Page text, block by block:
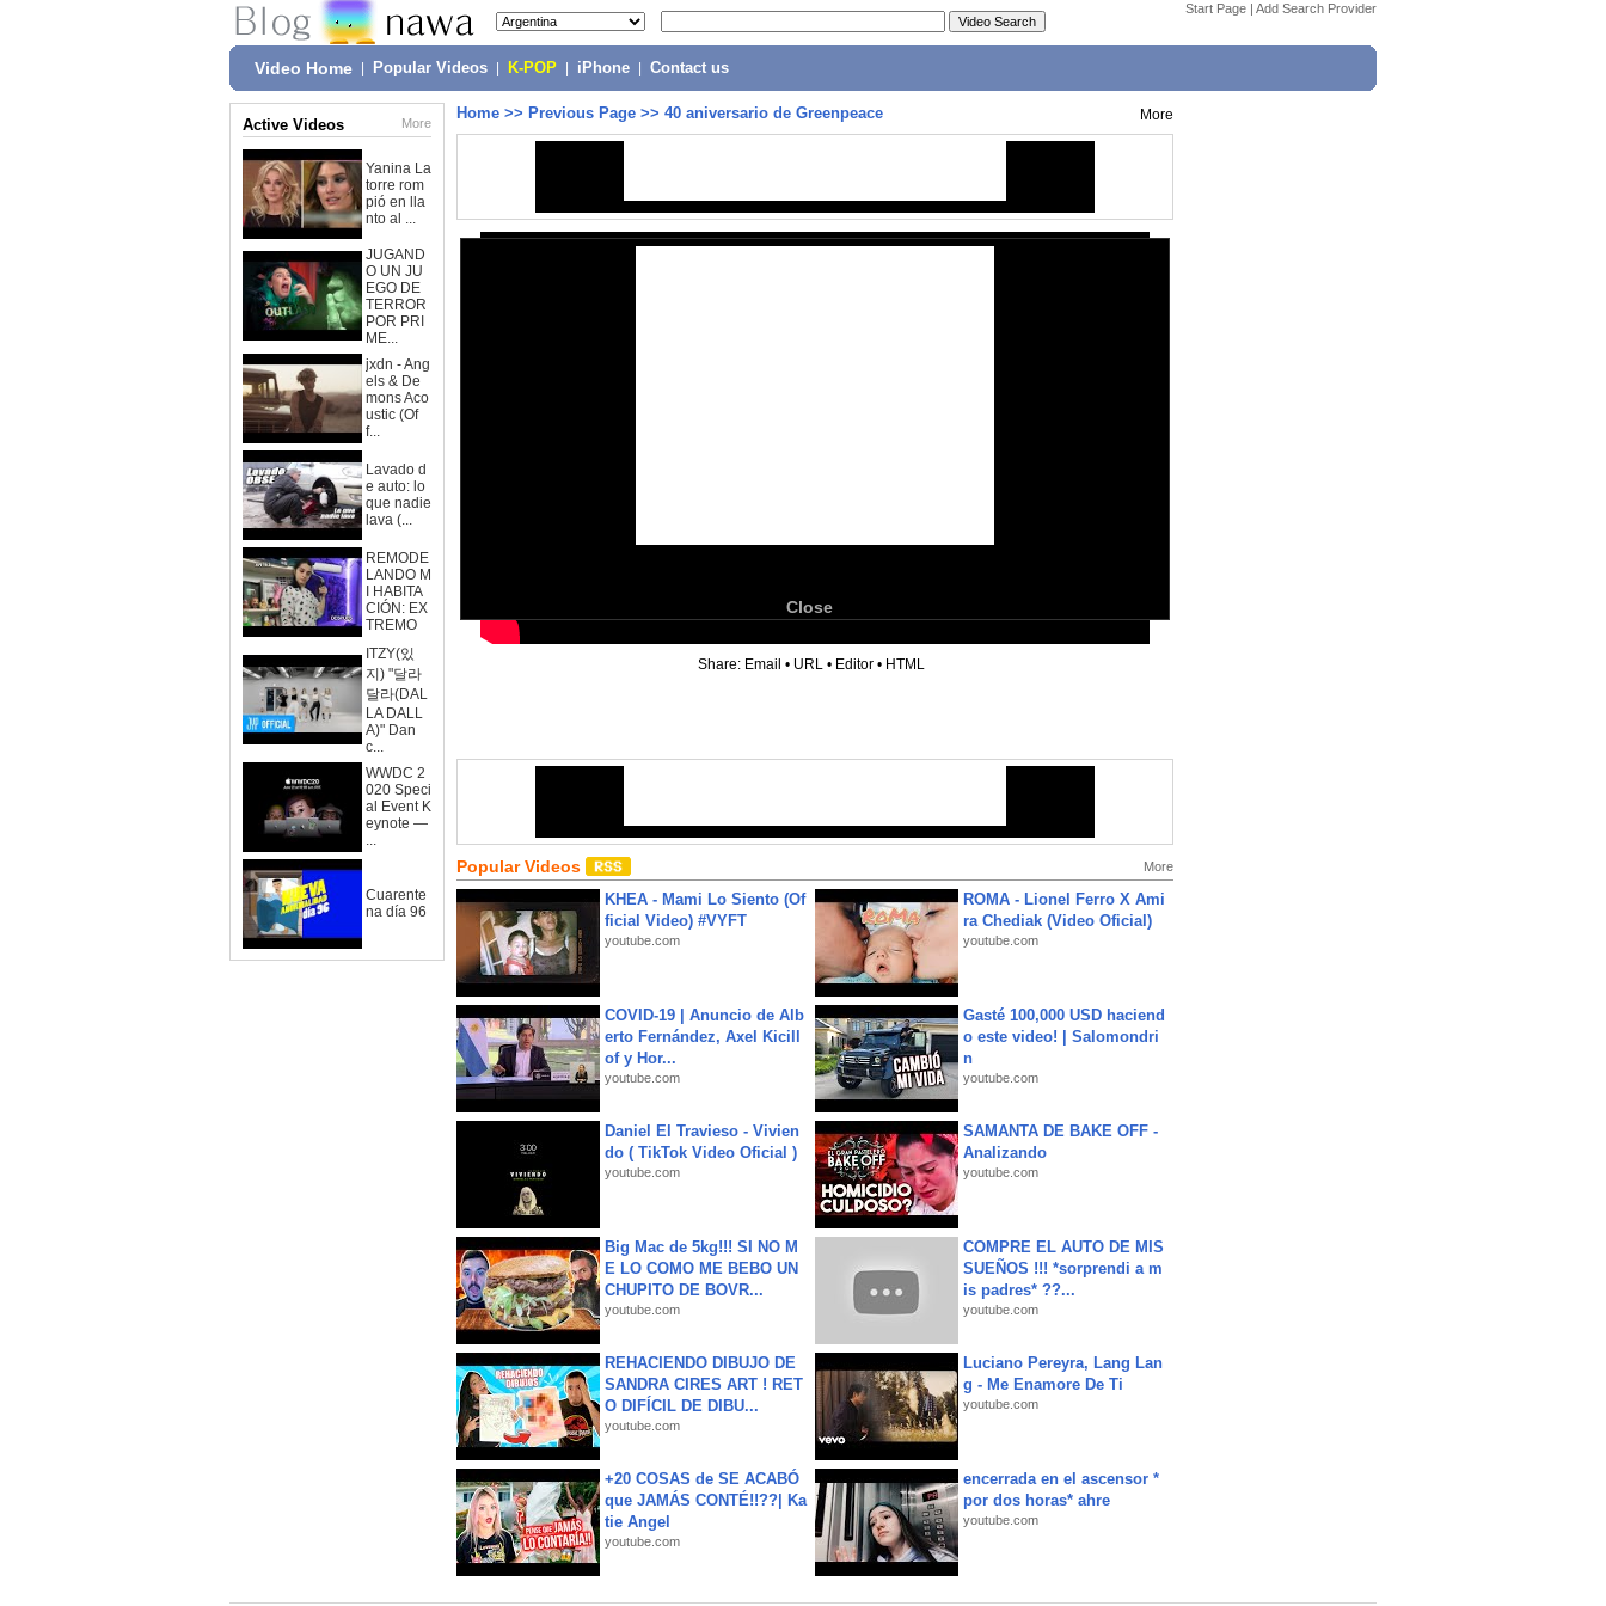
Start Page | Add Search Provider
Video Home Popular Videos K-POP iPhone Contact us
Active Videos More
Yanina La
torre rom
pió en lla
nto al ...
JUGAND
O UN JU
EGO DE
TERROR
POR PRI
ME...
jxdn - Ang
els & De
mons Aco
ustic (Of
f...
Lavado d
e auto: lo
que nadie
lava (...
REMODE
LANDO M
I HABITA
CIÓN: EX
TREMO
ITZY(있
지) "달라
달라(DAL
LA DALL
A)" Dan
c...
WWDC 2
020 Speci
al Event K
eynote —
...
Cuarente
na día 96
Home >> Previous Page >> 40 aniversario de Greenpeace More
Close
Share: Email • URL • Editor • HTML
Popular Videos More
KHEA - Mami Lo Siento (Of
ficial Video) #VYFT
youtube.com
ROMA - Lionel Ferro X Ami
ra Chediak (Video Oficial)
youtube.com
COVID-19 | Anuncio de Alb
erto Fernández, Axel Kicill
of y Hor...
youtube.com
Gasté 100,000 USD haciend
o este video! | Salomondri
n
youtube.com
Daniel El Travieso - Vivien
do ( TikTok Video Oficial )
youtube.com
SAMANTA DE BAKE OFF -
Analizando
youtube.com
Big Mac de 5kg!!! SI NO M
E LO COMO ME BEBO UN
CHUPITO DE BOVR...
youtube.com
COMPRE EL AUTO DE MIS
SUEÑOS !!! *sorprendi a m
is padres* ??...
youtube.com
REHACIENDO DIBUJO DE
SANDRA CIRES ART ! RET
O DIFÍCIL DE DIBU...
youtube.com
Luciano Pereyra, Lang Lan
g - Me Enamore De Ti
youtube.com
+20 COSAS de SE ACABÓ
que JAMÁS CONTÉ!!??| Ka
tie Angel
youtube.com
encerrada en el ascensor *
por dos horas* ahre
youtube.com